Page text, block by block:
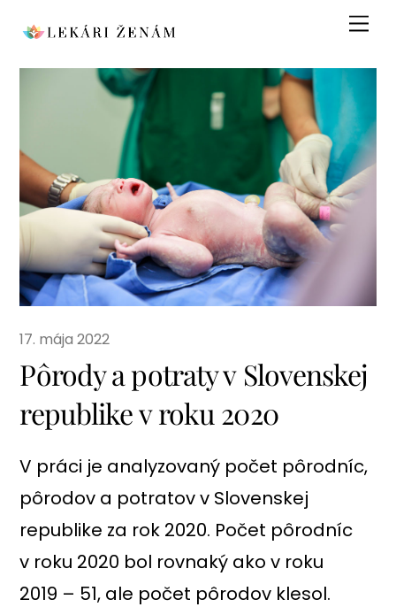
17. mája 2022
Pôrody a potraty v Slovenskej
republike v roku 2020
V práci je analyzovaný počet pôrodníc,
pôrodov a potratov v Slovenskej
republike za rok 2020. Počet pôrodníc
v roku 2020 bol rovnaký ako v roku
2019 – 51, ale počet pôrodov klesol.